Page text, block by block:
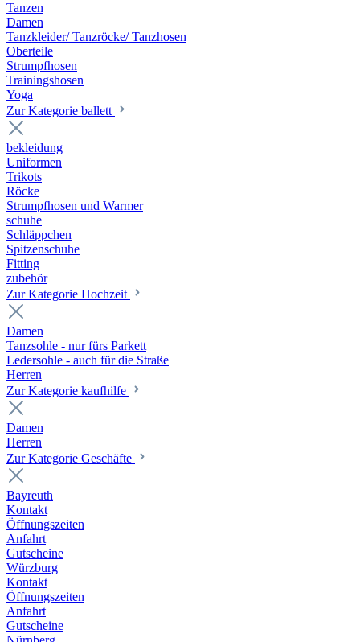
Tanzen
Damen
Tanzkleider/ Tanzröcke/ Tanzhosen
Oberteile
Strumpfhosen
Trainingshosen
Yoga
Zur Kategorie ballett
bekleidung
Uniformen
Trikots
Röcke
Strumpfhosen und Warmer
schuhe
Schläppchen
Spitzenschuhe
Fitting
zubehör
Zur Kategorie Hochzeit
Damen
Tanzsohle - nur fürs Parkett
Ledersohle - auch für die Straße
Herren
Zur Kategorie kaufhilfe
Damen
Herren
Zur Kategorie Geschäfte
Bayreuth
Kontakt
Öffnungszeiten
Anfahrt
Gutscheine
Würzburg
Kontakt
Öffnungszeiten
Anfahrt
Gutscheine